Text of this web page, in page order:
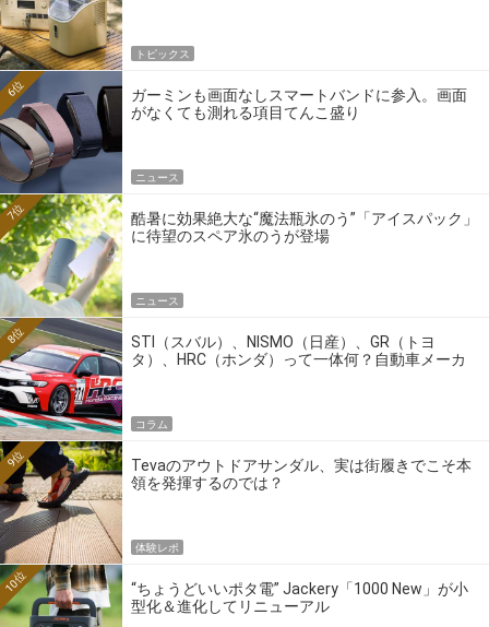
トピックス
ガーミンも画面なしスマートバンドに参入。画面
がなくても測れる項目てんこ盛り
6位
ニュース
酷暑に効果絶大な“魔法瓶氷のう”「アイスパック」
に待望のスペア氷のうが登場
7位
ニュース
STI（スバル）、NISMO（日産）、GR（トヨ
タ）、HRC（ホンダ）って一体何？自動車メーカ
8位
コラム
Tevaのアウトドアサンダル、実は街履きでこそ本
領を発揮するのでは？
9位
体験レポ
“ちょうどいいポタ電” Jackery「1000 New」が小
型化＆進化してリニューアル
10位